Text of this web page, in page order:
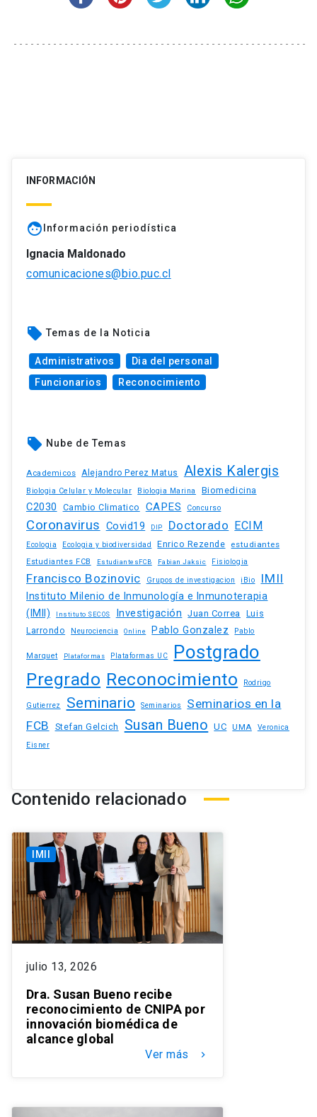
INFORMACIÓN
faceInformación periodística
Ignacia Maldonado
comunicaciones@bio.puc.cl
local_offer Temas de la Noticia
Administrativos
Dia del personal
Funcionarios
Reconocimiento
local_offer Nube de Temas
Academicos Alejandro Perez Matus Alexis Kalergis
Biologia Celular y Molecular Biologia Marina Biomedicina
C2030 Cambio Climatico CAPES Concurso
Coronavirus Covid19 DIP Doctorado ECIM
Ecologia Ecologia y biodiversidad Enrico Rezende estudiantes
Estudiantes FCB EstudiantesFCB Fabian Jaksic Fisiologia
Francisco Bozinovic Grupos de investigacion iBio IMII
Instituto Milenio de Inmunología e Inmunoterapia
(IMII)
Instituto SECOS Investigación Juan Correa
Luis
Larrondo
Neurociencia Online Pablo Gonzalez Pablo
Marquet Plataformas Plataformas UC Postgrado
Pregrado Reconocimiento Rodrigo
Gutierrez Seminario Seminarios
Seminarios en la
FCB
Stefan Gelcich Susan Bueno UC UMA
Veronica
Eisner
Contenido relacionado
IMII
julio 13, 2026
Dra. Susan Bueno recibe
reconocimiento de CNIPA por
innovación biomédica de
alcance global
Ver más keyboard_arrow_right